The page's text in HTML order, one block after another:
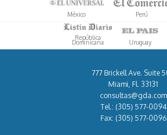
México Perú
República
Dominicana Uruguay
777 Brickell Ave. Suite
Miami, Fl. 33131
consultas@gda.com
Tel.: (305) 577-0094
Fax: (305) 577-0096